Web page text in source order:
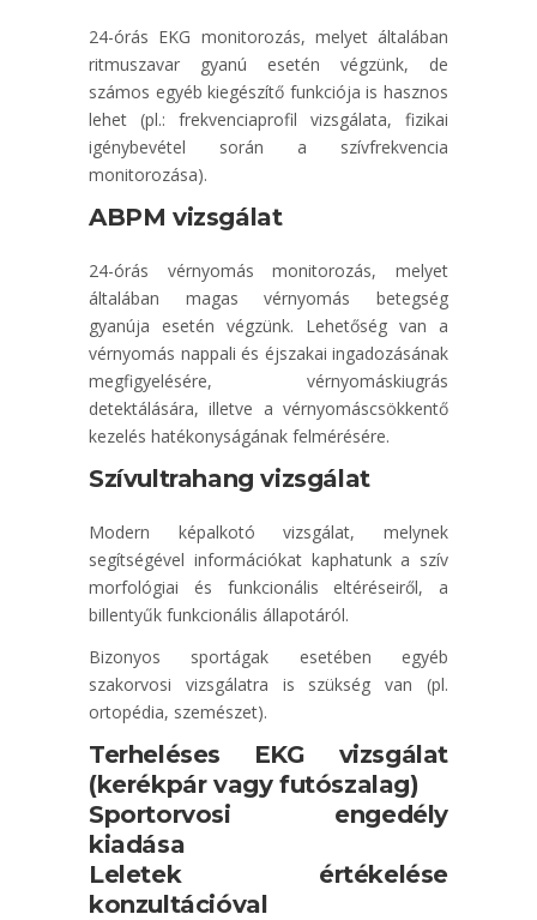
24-órás EKG monitorozás, melyet általában
ritmuszavar gyanú esetén végzünk, de
számos egyéb kiegészítő funkciója is hasznos
lehet (pl.: frekvenciaprofil vizsgálata, fizikai
igénybevétel során a szívfrekvencia
monitorozása).
ABPM vizsgálat
24-órás vérnyomás monitorozás, melyet
általában magas vérnyomás betegség
gyanúja esetén végzünk. Lehetőség van a
vérnyomás nappali és éjszakai ingadozásának
megfigyelésére, vérnyomáskiugrás
detektálására, illetve a vérnyomáscsökkentő
kezelés hatékonyságának felmérésére.
Szívultrahang vizsgálat
Modern képalkotó vizsgálat, melynek
segítségével információkat kaphatunk a szív
morfológiai és funkcionális eltéréseiről, a
billentyűk funkcionális állapotáról.
Bizonyos sportágak esetében egyéb
szakorvosi vizsgálatra is szükség van (pl.
ortopédia, szemészet).
Terheléses EKG vizsgálat
(kerékpár vagy futószalag)
Sportorvosi engedély
kiadása
Leletek értékelése
konzultációval